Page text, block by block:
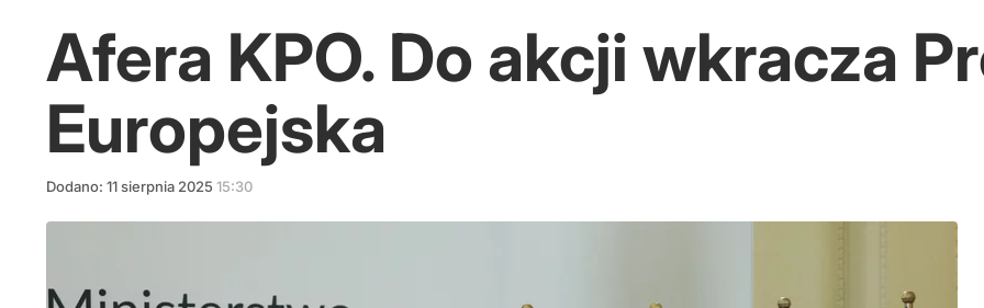
Afera KPO. Do akcji wkracza
Europejska
Dodano: 11sierpnia 2025 15:30